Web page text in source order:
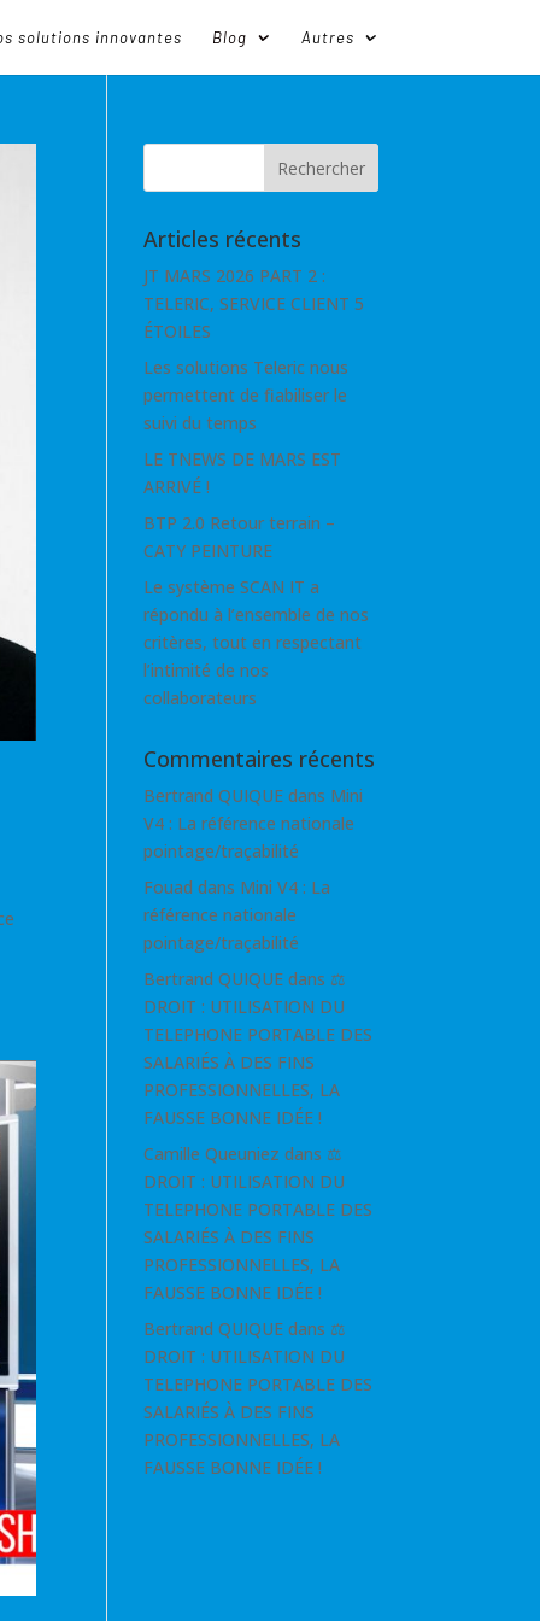
solutions innovantes Blog Autres
Articles récents
JT MARS 2026 PART 2 :
TELERIC, SERVICE CLIENT 5
ÉTOILES
Les solutions Teleric nous
permettent de fiabiliser le
suivi du temps
LE TNEWS DE MARS EST
ARRIVÉ !
BTP 2.0 Retour terrain –
CATY PEINTURE
Le système SCAN IT a
répondu à l’ensemble de nos
critères, tout en respectant
l’intimité de nos
collaborateurs
Commentaires récents
Bertrand QUIQUE dans Mini
V4 : La référence nationale
pointage/traçabilité
Fouad dans Mini V4 : La
référence nationale
pointage/traçabilité
Bertrand QUIQUE dans ⚖
DROIT : UTILISATION DU
TELEPHONE PORTABLE DES
SALARIÉS À DES FINS
PROFESSIONNELLES, LA
FAUSSE BONNE IDÉE !
Camille Queuniez dans ⚖
DROIT : UTILISATION DU
TELEPHONE PORTABLE DES
SALARIÉS À DES FINS
PROFESSIONNELLES, LA
FAUSSE BONNE IDÉE !
Bertrand QUIQUE dans ⚖
DROIT : UTILISATION DU
TELEPHONE PORTABLE DES
SALARIÉS À DES FINS
PROFESSIONNELLES, LA
FAUSSE BONNE IDÉE !